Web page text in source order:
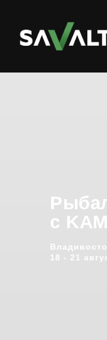
с
18 - 21